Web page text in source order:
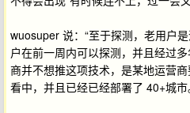
wuosuper 说：“至于探测，老用户
户在前一周内可以探测，并且经过
商并不想推这项技术，是某地运营
看中，并且已经已经部署了 40+城市